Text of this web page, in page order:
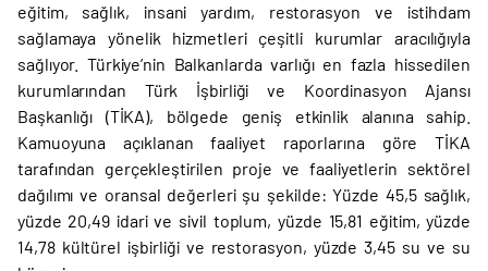
eğitim, sağlık, insani yardım, restorasyon ve istihdam
sağlamaya yönelik hizmetleri çeşitli kurumlar aracılığıyla
sağlıyor. Türkiye’nin Balkanlarda varlığı en fazla hissedilen
kurumlarından Türk İşbirliği ve Koordinasyon Ajansı
Başkanlığı (TİKA), bölgede geniş etkinlik alanına sahip.
Kamuoyuna açıklanan faaliyet raporlarına göre TİKA
tarafından gerçekleştirilen proje ve faaliyetlerin sektörel
dağılımı ve oransal değerleri şu şekilde: Yüzde 45,5 sağlık,
yüzde 20,49 idari ve sivil toplum, yüzde 15,81 eğitim, yüzde
14,78 kültürel işbirliği ve restorasyon, yüzde 3,45 su ve su